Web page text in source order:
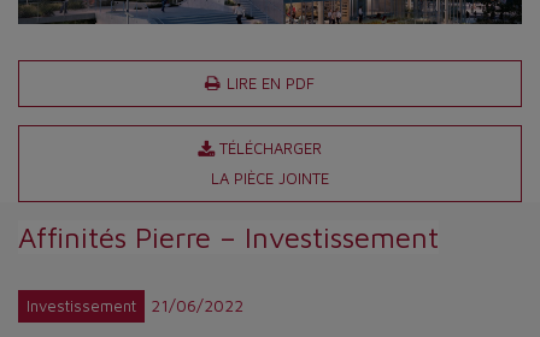
LIRE EN PDF
TÉLÉCHARGER
LA PIÈCE JOINTE
Affinités Pierre – Investissement
Investissement 21/06/2022